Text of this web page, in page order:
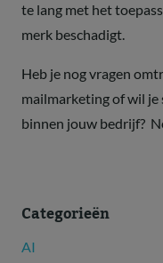
te lang met het
merk beschadigt.
Heb je nog vragen
mailmarketing of wil
binnen jouw bedrijf?
Categorieën
AI